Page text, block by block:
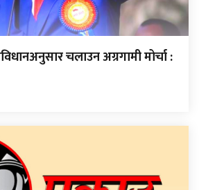
चलाउन अग्रगामी मोर्चा :